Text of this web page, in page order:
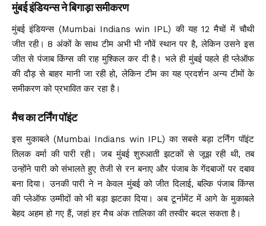
मुंबई इंडियन्स ने बिगाड़ा समीकरण
मुंबई इंडियन्स (Mumbai Indians win IPL) की यह 12 मैचों में चौथी
जीत रही। 8 अंकों के साथ टीम अभी भी नौवें स्थान पर है, लेकिन उसने इस
जीत से पंजाब किंग्स की राह मुश्किल कर दी है। भले ही मुंबई पहले ही प्लेऑफ
की दौड़ से बाहर मानी जा रही हो, लेकिन टीम का यह प्रदर्शन अन्य टीमों के
समीकरण को प्रभावित कर रहा है।
मैच का टर्निंग पॉइंट
इस मुकाबले (Mumbai Indians win IPL) का सबसे बड़ा टर्निंग पॉइंट
तिलक वर्मा की पारी रही। जब मुंबई शुरुआती झटकों से जूझ रही थी, तब
उन्होंने पारी को संभालते हुए तेजी से रन बनाए और पंजाब के गेंदबाजों पर दबाव
बना दिया। उनकी पारी ने न केवल मुंबई को जीत दिलाई, बल्कि पंजाब किंग्स
की प्लेऑफ उम्मीदों को भी बड़ा झटका दिया। अब टूर्नामेंट में आगे के मुकाबले
बेहद अहम हो गए हैं, जहां हर मैच अंक तालिका की तस्वीर बदल सकता है।